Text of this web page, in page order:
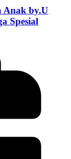
Anak by.U
Spesial